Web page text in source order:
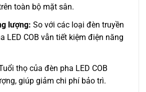
toàn bộ mặt sân.
lượng: So với các loại đèn truyền
LED COB vẫn tiết kiệm điện năng
thọ của đèn pha LED COB
giúp giảm chi phí bảo trì.